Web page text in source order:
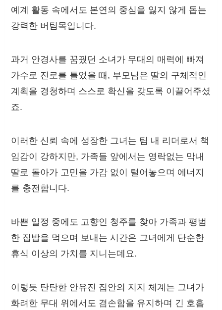
예계 활동 속에서도 본연의 중심을 잃지 않게 돕는
강력한 버팀목입니다.
과거 안경사를 꿈꿨던 소녀가 무대의 매력에 빠져
가수로 진로를 틀었을 때, 부모님은 딸의 구체적인
계획을 경청하며 스스로 확신을 갖도록 이끌어주셨
죠.
이러한 신뢰 속에 성장한 그녀는 팀 내 리더로서 책
임감이 강하지만, 가족들 앞에서는 영락없는 막내
딸로 돌아가 고민을 가감 없이 털어놓으며 에너지
를 충전합니다.
바쁜 일정 중에도 고향인 청주를 찾아 가족과 평범
한 집밥을 먹으며 보내는 시간은 그녀에게 단순한
휴식 이상의 가치를 지니는데요.
이렇듯 탄탄한 안유진 집안의 지지 체계는 그녀가
화려한 무대 위에서도 겸손함을 유지하며 긴 호흡